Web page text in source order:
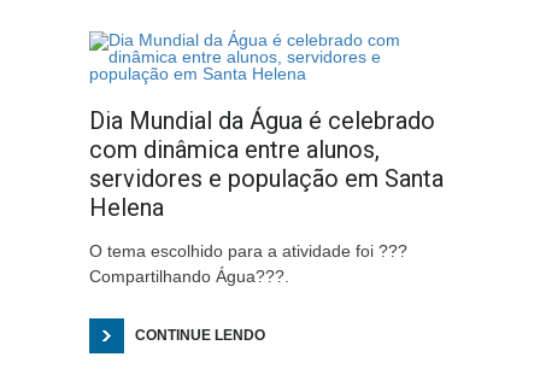
Dia Mundial da Água é celebrado
com dinâmica entre alunos,
servidores e população em Santa
Helena
O tema escolhido para a atividade foi ???
Compartilhando Água???.
CONTINUE LENDO